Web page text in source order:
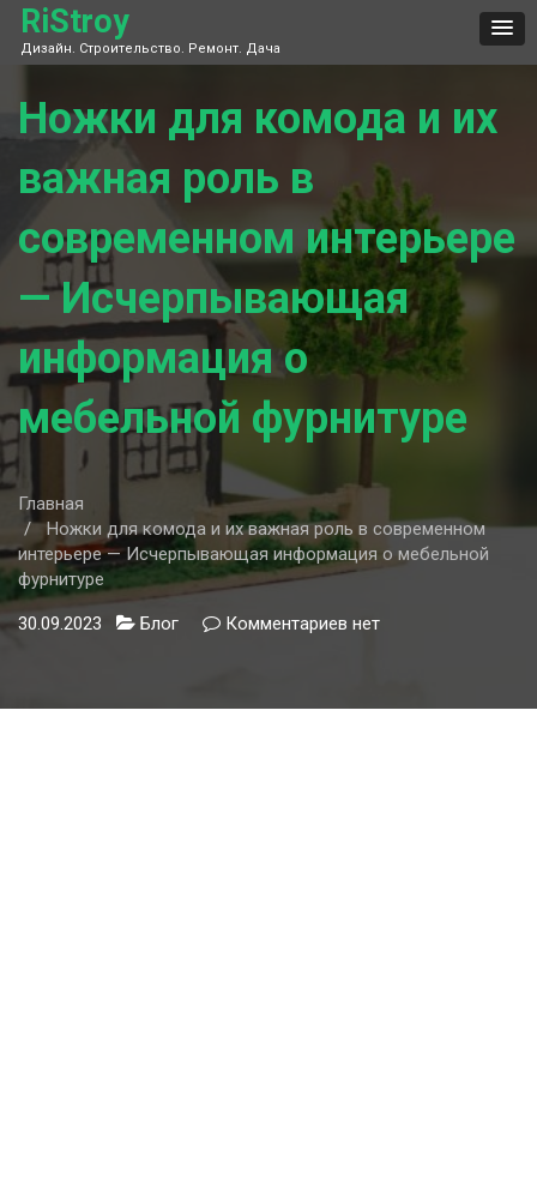
Skip
content
RiStroy
Дизайн. Строительство. Ремонт. Дача
Ножки для комода и их
важная роль в
современном интерьере
— Исчерпывающая
информация о
мебельной фурнитуре
Главная
Ножки для комода и их важная роль в современном
интерьере — Исчерпывающая информация о мебельной
фурнитуре
30.09.2023 Блог Комментариев кнет